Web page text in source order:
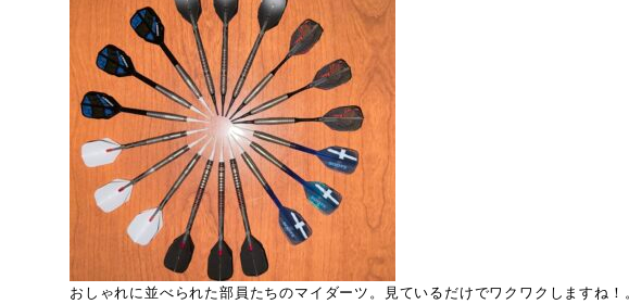
おしゃれに並べられた部員たちのマイダーツ。見ているだけでワクワクしますね！